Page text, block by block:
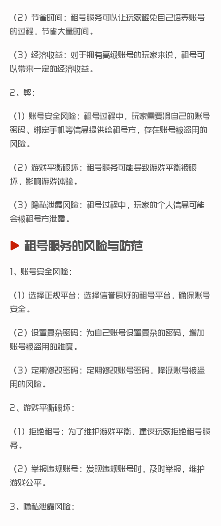
（2）节省时间：租号服务可以让玩家避免自己培养账号
的过程，节省大量时间。
（3）经济收益：对于拥有高级账号的玩家来说，租号可
以带来一定的经济收益。
2、弊：
（1）账号安全风险：租号过程中，玩家需要将自己的账号
密码、绑定手机等信息提供给租号方，存在账号被盗用的
风险。
（2）游戏平衡破坏：租号服务可能导致游戏平衡被破
坏，影响游戏体验。
（3）隐私泄露风险：租号过程中，玩家的个人信息可能
会被租号方泄露。
租号服务的风险与防范
1、账号安全风险：
（1）选择正规平台：选择信誉良好的租号平台，确保账号
安全。
（2）设置复杂密码：为自己账号设置复杂的密码，增加
账号被盗用的难度。
（3）定期修改密码：定期修改账号密码，降低账号被盗
用的风险。
2、游戏平衡破坏：
（1）拒绝租号：为了维护游戏平衡，建议玩家拒绝租号服
务。
（2）举报违规账号：发现违规账号时，及时举报，维护
游戏公平。
3、隐私泄露风险：